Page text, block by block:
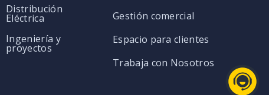
Distribución
Eléctrica
Ingeniería y
proyectos
Gestión comercial
Espacio para clientes
Trabaja con Nosotros